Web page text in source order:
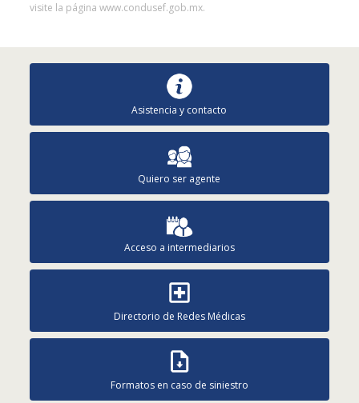
visite la página www.condusef.gob.mx.
Asistencia y contacto
Quiero ser agente
Acceso a intermediarios
Directorio de Redes Médicas
Formatos en caso de siniestro